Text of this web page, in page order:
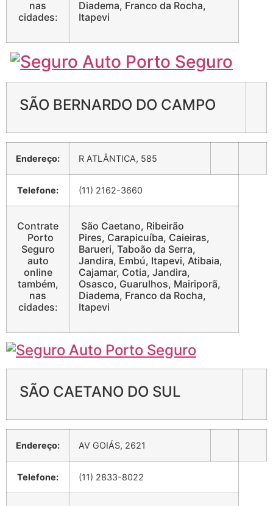
nas
cidades:
Diadema, Franco da Rocha,
Itapevi
SÃO BERNARDO DO CAMPO
Endereço: R ATLÂNTICA, 585
Telefone: (11) 2162-3660
Contrate
Porto
Seguro
auto
online
também,
nas
cidades:
São Caetano, Ribeirão
Pires, Carapicuíba, Caieiras,
Barueri, Taboão da Serra,
Jandira, Embú, Itapevi, Atibaia,
Cajamar, Cotia, Jandira,
Osasco, Guarulhos, Mairiporã,
Diadema, Franco da Rocha,
Itapevi
SÃO CAETANO DO SUL
Endereço: AV GOIÁS, 2621
Telefone: (11) 2833-8022